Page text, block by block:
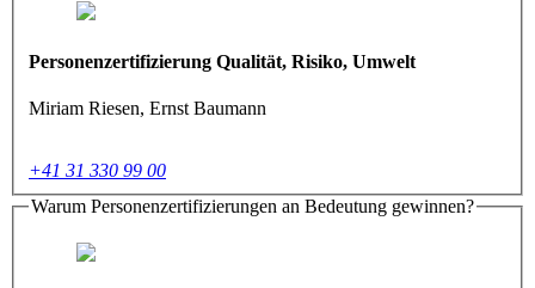
Personenzertifizierung Qualität, Risiko, Umwelt
Miriam Riesen, Ernst Baumann
+41 31 330 99 00
Warum Personenzertifizierungen an Bedeutung gewinnen?